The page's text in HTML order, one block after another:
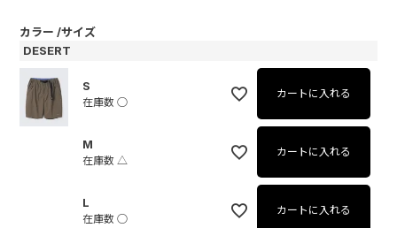
カラー サイズ
DESERT
S
在庫数 ○
カートに入れる
M
在庫数 △
カートに入れる
L
在庫数 ○
カートに入れる